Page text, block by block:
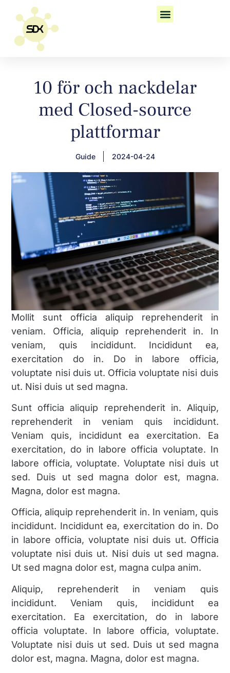
10 för och nackdelar
med Closed-source
plattformar
Guide 2024-04-24
Mollit sunt officia aliquip reprehenderit in
veniam. Officia, aliquip reprehenderit in. In
veniam, quis incididunt. Incididunt ea,
exercitation do in. Do in labore officia,
voluptate nisi duis ut. Officia voluptate nisi duis
ut. Nisi duis ut sed magna.
Sunt officia aliquip reprehenderit in. Aliquip,
reprehenderit in veniam quis incididunt.
Veniam quis, incididunt ea exercitation. Ea
exercitation, do in labore officia voluptate. In
labore officia, voluptate. Voluptate nisi duis ut
sed. Duis ut sed magna dolor est, magna.
Magna, dolor est magna.
Officia, aliquip reprehenderit in. In veniam, quis
incididunt. Incididunt ea, exercitation do in. Do
in labore officia, voluptate nisi duis ut. Officia
voluptate nisi duis ut. Nisi duis ut sed magna.
Ut sed magna dolor est, magna culpa anim.
Aliquip, reprehenderit in veniam quis
incididunt. Veniam quis, incididunt ea
exercitation. Ea exercitation, do in labore
officia voluptate. In labore officia, voluptate.
Voluptate nisi duis ut sed. Duis ut sed magna
dolor est, magna. Magna, dolor est magna.